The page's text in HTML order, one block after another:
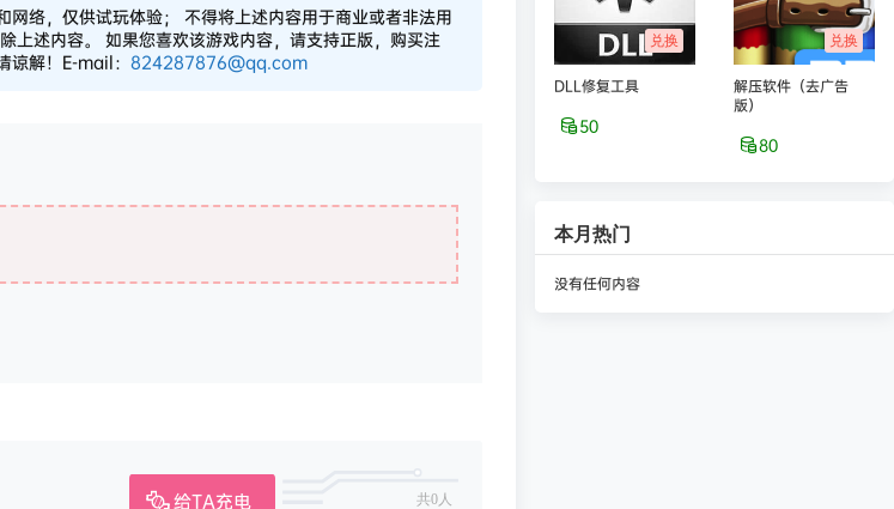
络，仅供试玩体验； 不得将上述内容用于商业或者非法用
上述内容。 如果您喜欢该游戏内容，请支持正版，购买注
解！E-mail： 824287876@qq.com
给TA充电 共0人
兑换
DLL修复工具
50
兑换
解压软件（去广告
版）
80
本月热门
没有任何内容